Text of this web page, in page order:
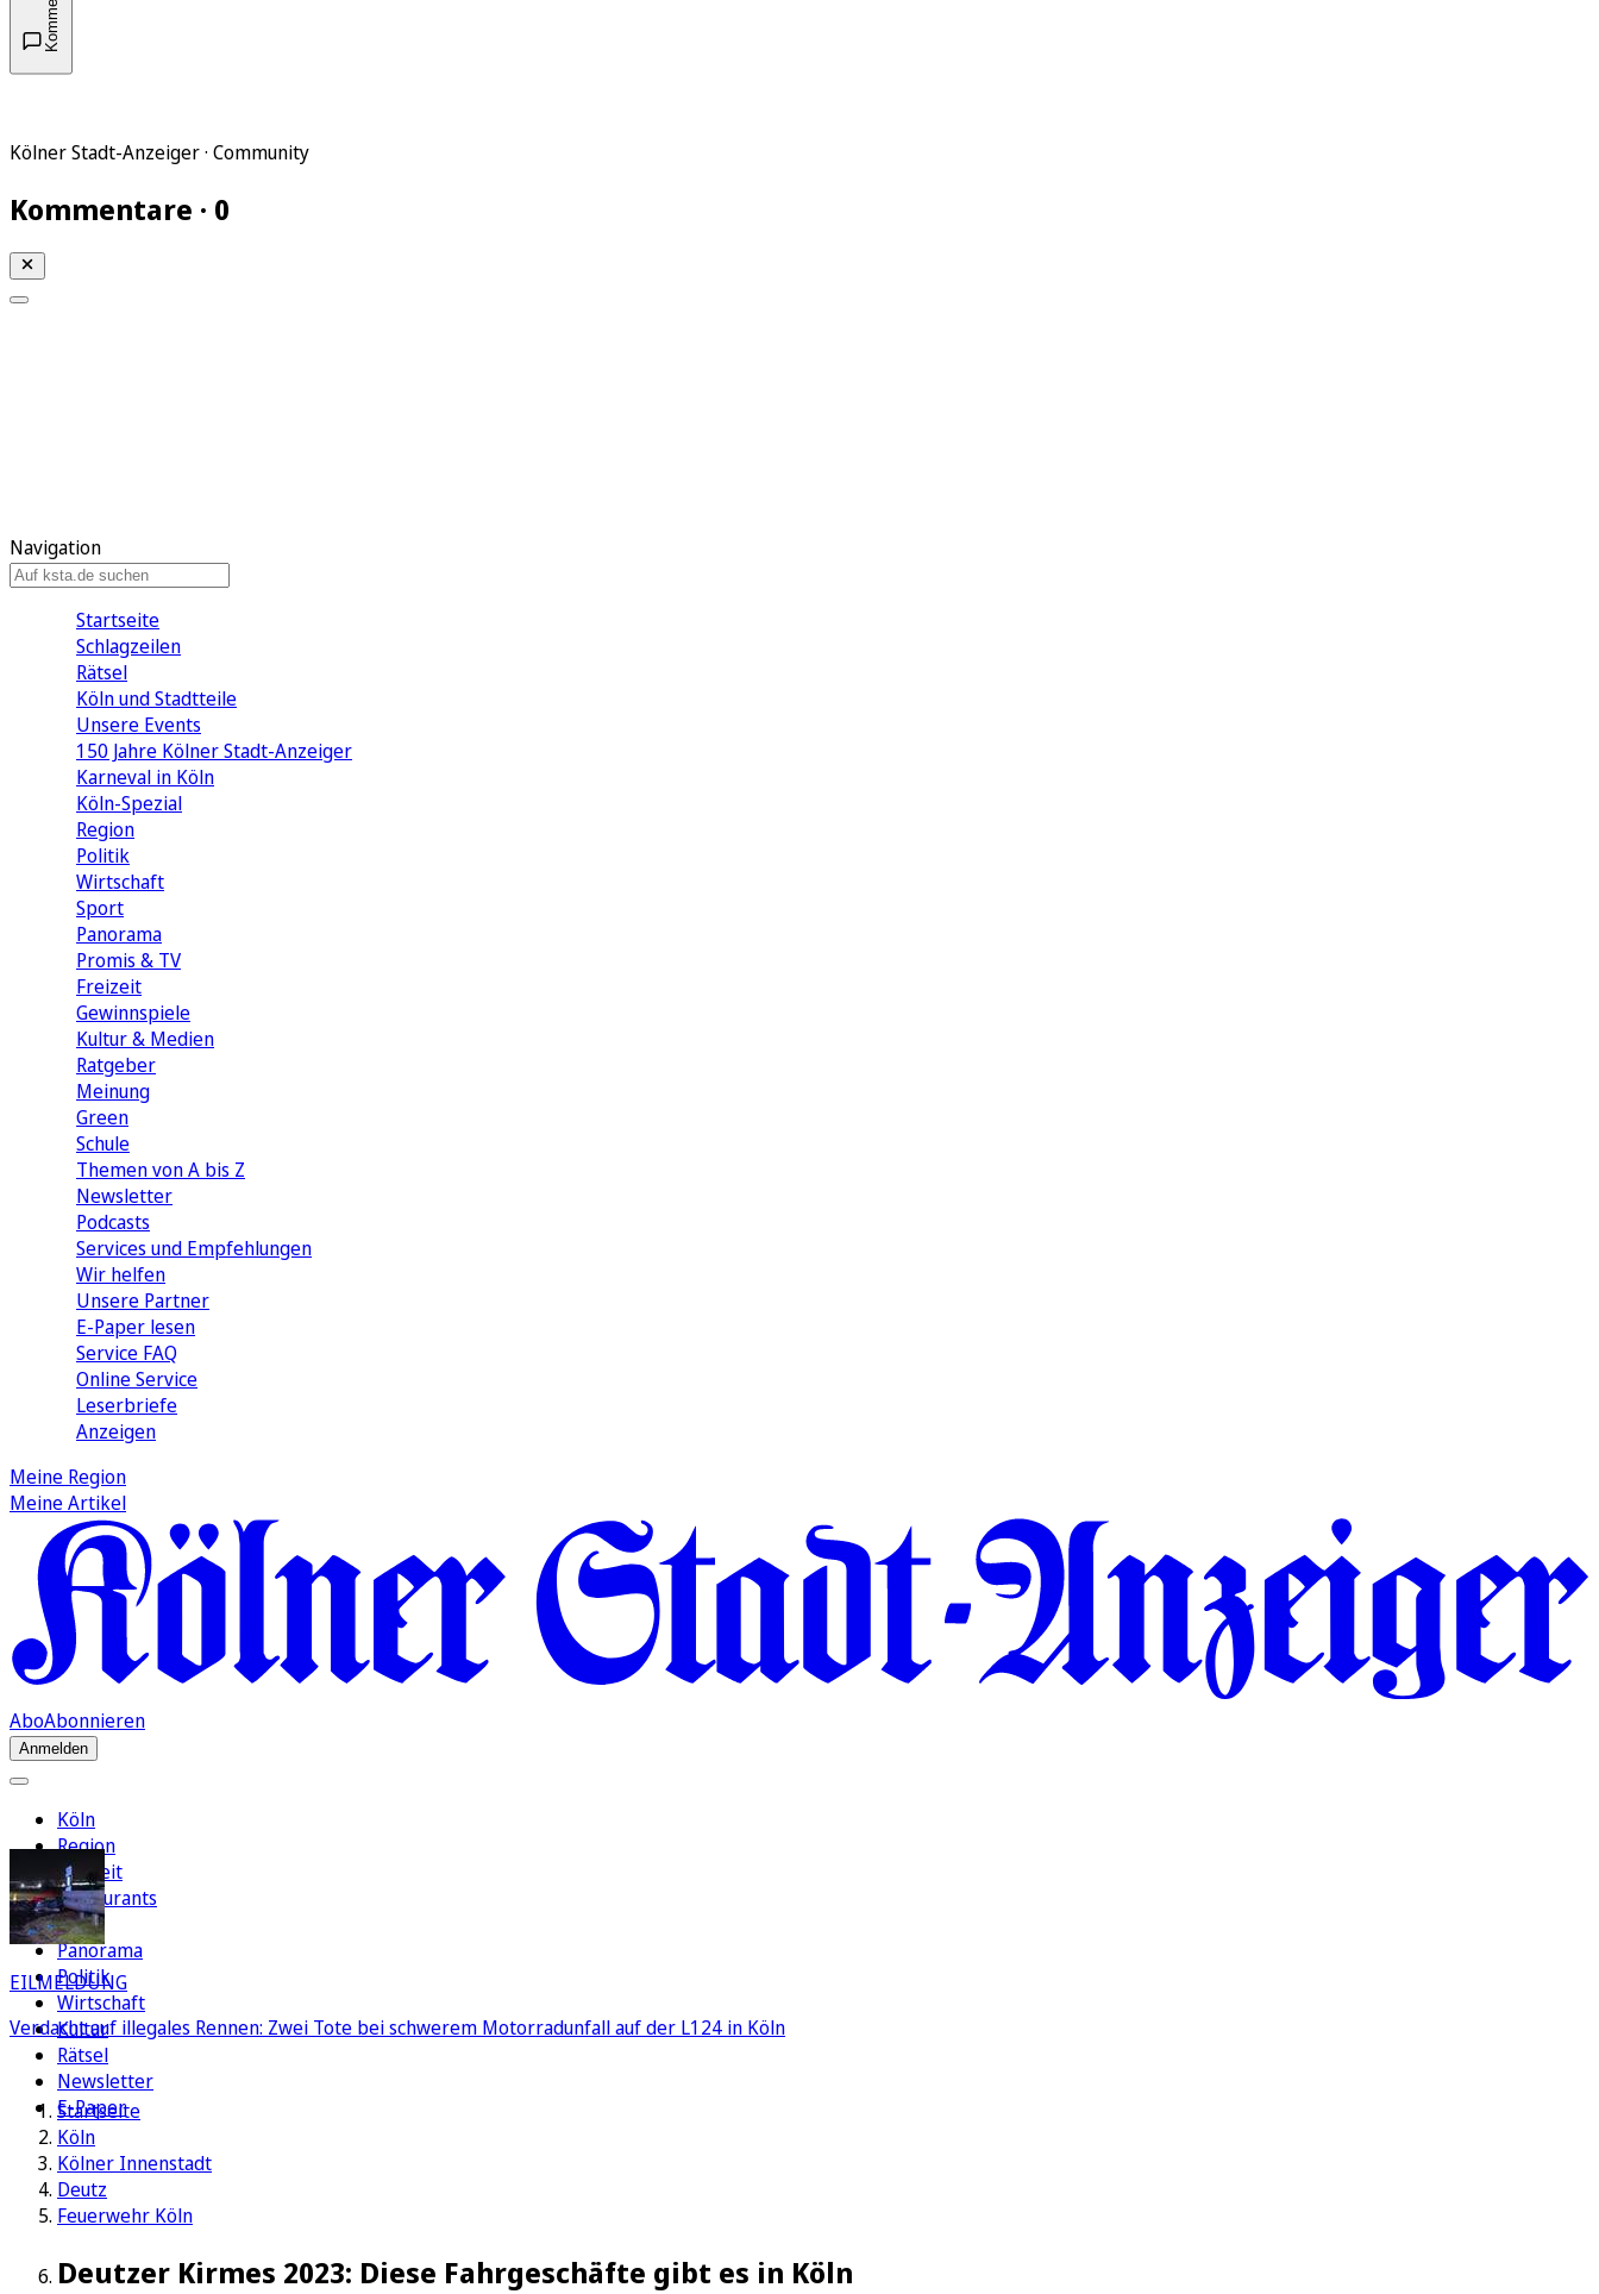
Kölner Stadt-Anzeiger · Community
Kommentare · 0
Navigation
Startseite
Schlagzeilen
Rätsel
Köln und Stadtteile
Unsere Events
150 Jahre Kölner Stadt-Anzeiger
Karneval in Köln
Köln-Spezial
Region
Politik
Wirtschaft
Sport
Panorama
Promis & TV
Freizeit
Gewinnspiele
Kultur & Medien
Ratgeber
Meinung
Green
Schule
Themen von A bis Z
Newsletter
Podcasts
Services und Empfehlungen
Wir helfen
Unsere Partner
E-Paper lesen
Service FAQ
Online Service
Leserbriefe
Anzeigen
Meine Region
Meine Artikel
AboAbonnieren
Anmelden
Köln
Region
Freizeit
Restaurants
FC
Panorama
Politik
Wirtschaft
Kultur
Rätsel
Newsletter
E-Paper
EILMELDUNG
Verdacht auf illegales Rennen: Zwei Tote bei schwerem Motorradunfall auf der L124 in Köln
Startseite
Köln
Kölner Innenstadt
Deutz
Feuerwehr Köln
Deutzer Kirmes 2023: Diese Fahrgeschäfte gibt es in Köln